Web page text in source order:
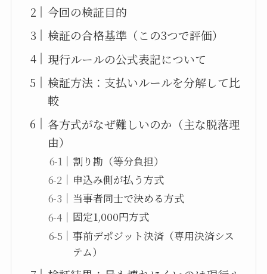
今回の検証目的
検証の合格基準（この3つで評価）
現行ルールの公式表記について
検証方法：支払いルールを分解して比
較
各方式がなぜ難しいのか（主な脱落理
由）
割り勘（等分負担）
申込み側が払う方式
当事者同士で決める方式
固定1,000円方式
事前デポジット決済（専用決済シス
テム）